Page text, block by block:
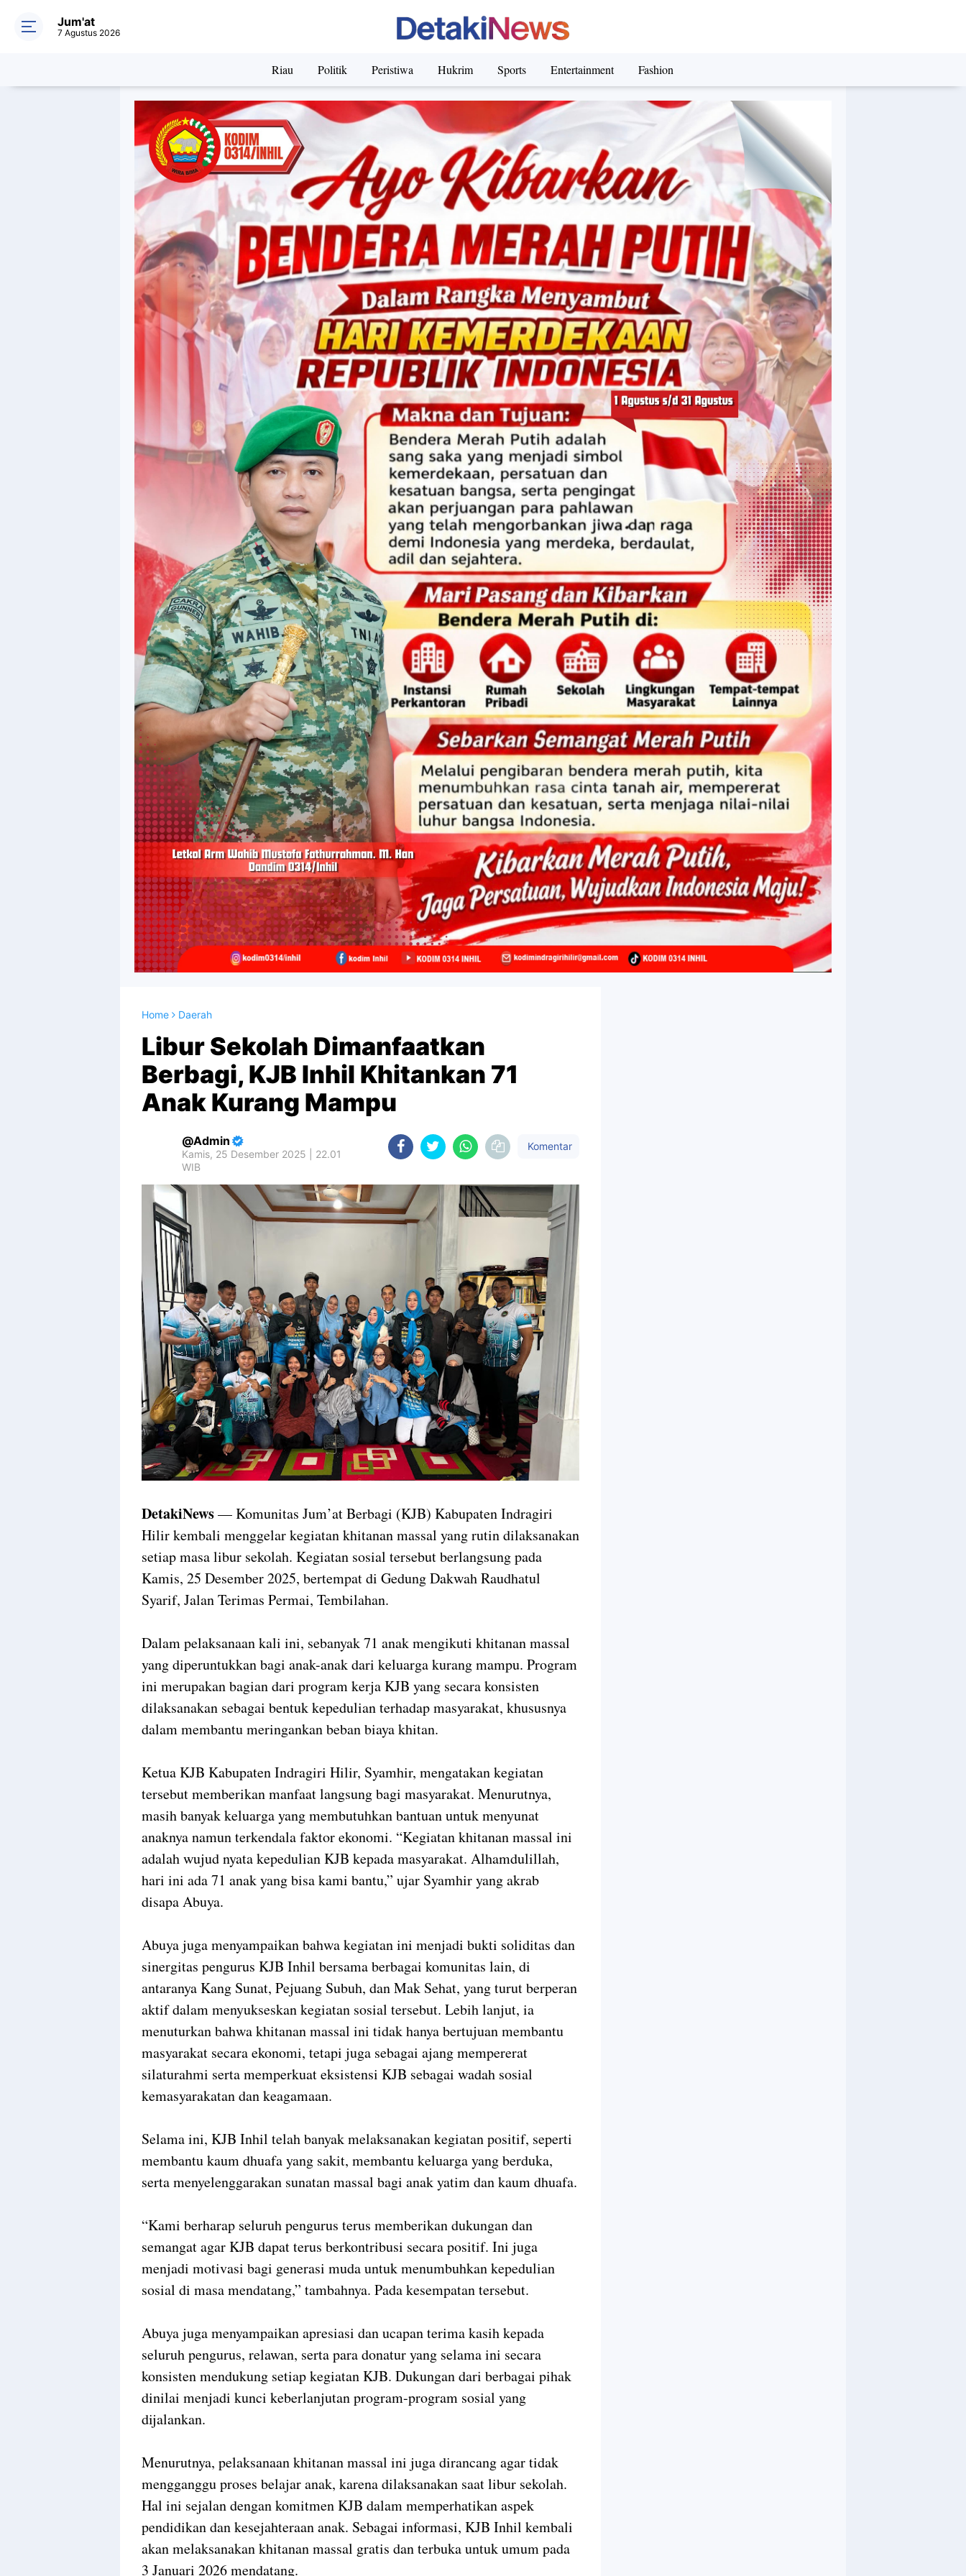
Jum'at
7 Agustus 2026
Riau Politik Peristiwa Hukrim Sports Entertainment Fashion
Home Daerah
Libur Sekolah Dimanfaatkan
Berbagi, KJB Inhil Khitankan 71
Anak Kurang Mampu
Admin
Kamis, 25 Desember 2025 | 22.01
WIB
Komentar
DetakiNews— Komunitas Jum’at Berbagi (KJB) Kabupaten Indragiri
Hilir kembali menggelar kegiatan khitanan massal yang rutin dilaksanakan
setiap masa libur sekolah. Kegiatan sosial tersebut berlangsung pada
Kamis, 25 Desember 2025, bertempat di Gedung Dakwah Raudhatul
Syarif, Jalan Terimas Permai, Tembilahan.
Dalam pelaksanaan kali ini, sebanyak 71 anak mengikuti khitanan massal
yang diperuntukkan bagi anak-anak dari keluarga kurang mampu. Program
ini merupakan bagian dari program kerja KJB yang secara konsisten
dilaksanakan sebagai bentuk kepedulian terhadap masyarakat, khususnya
dalam membantu meringankan beban biaya khitan.
Ketua KJB Kabupaten Indragiri Hilir, Syamhir, mengatakan kegiatan
tersebut memberikan manfaat langsung bagi masyarakat. Menurutnya,
masih banyak keluarga yang membutuhkan bantuan untuk menyunat
anaknya namun terkendala faktor ekonomi. “Kegiatan khitanan massal ini
adalah wujud nyata kepedulian KJB kepada masyarakat. Alhamdulillah,
hari ini ada 71 anak yang bisa kami bantu,” ujar Syamhir yang akrab
disapa Abuya.
Abuya juga menyampaikan bahwa kegiatan ini menjadi bukti soliditas dan
sinergitas pengurus KJB Inhil bersama berbagai komunitas lain, di
antaranya Kang Sunat, Pejuang Subuh, dan Mak Sehat, yang turut berperan
aktif dalam menyukseskan kegiatan sosial tersebut. Lebih lanjut, ia
menuturkan bahwa khitanan massal ini tidak hanya bertujuan membantu
masyarakat secara ekonomi, tetapi juga sebagai ajang mempererat
silaturahmi serta memperkuat eksistensi KJB sebagai wadah sosial
kemasyarakatan dan keagamaan.
Selama ini, KJB Inhil telah banyak melaksanakan kegiatan positif, seperti
membantu kaum dhuafa yang sakit, membantu keluarga yang berduka,
serta menyelenggarakan sunatan massal bagi anak yatim dan kaum dhuafa.
“Kami berharap seluruh pengurus terus memberikan dukungan dan
semangat agar KJB dapat terus berkontribusi secara positif. Ini juga
menjadi motivasi bagi generasi muda untuk menumbuhkan kepedulian
sosial di masa mendatang,” tambahnya. Pada kesempatan tersebut.
Abuya juga menyampaikan apresiasi dan ucapan terima kasih kepada
seluruh pengurus, relawan, serta para donatur yang selama ini secara
konsisten mendukung setiap kegiatan KJB. Dukungan dari berbagai pihak
dinilai menjadi kunci keberlanjutan program-program sosial yang
dijalankan.
Menurutnya, pelaksanaan khitanan massal ini juga dirancang agar tidak
mengganggu proses belajar anak, karena dilaksanakan saat libur sekolah.
Hal ini sejalan dengan komitmen KJB dalam memperhatikan aspek
pendidikan dan kesejahteraan anak. Sebagai informasi, KJB Inhil kembali
akan melaksanakan khitanan massal gratis dan terbuka untuk umum pada
3 Januari 2026 mendatang.